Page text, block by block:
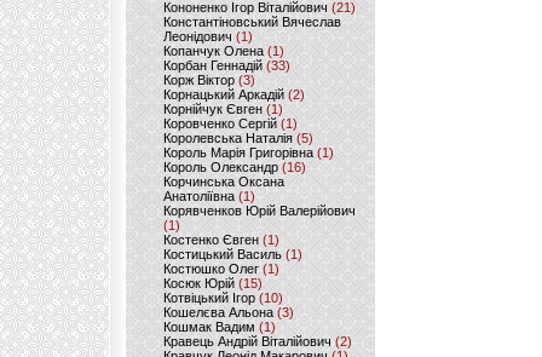
Кононенко Ігор Віталійович (21)
Константіновський Вячеслав
Леонідович (1)
Копанчук Олена (1)
Корбан Геннадій (33)
Корж Віктор (3)
Корнацький Аркадій (2)
Корнійчук Євген (1)
Коровченко Сергій (1)
Королевська Наталія(5)
Король Марія Григорівна (1)
Король Олександр (16)
Корчинська Оксана
Анатоліївна (1)
Корявченков Юрій Валерійович
(1)
Костенко Євген (1)
Костицький Василь (1)
Костюшко Олег (1)
Косюк Юрій (15)
Котвіцький Ігор (10)
Кошелєва Альона(3)
Кошмак Вадим (1)
Кравець Андрій Віталійович (2)